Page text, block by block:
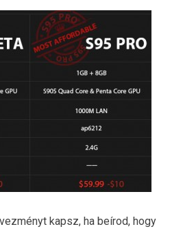
kapsz, ha beírod, hogy